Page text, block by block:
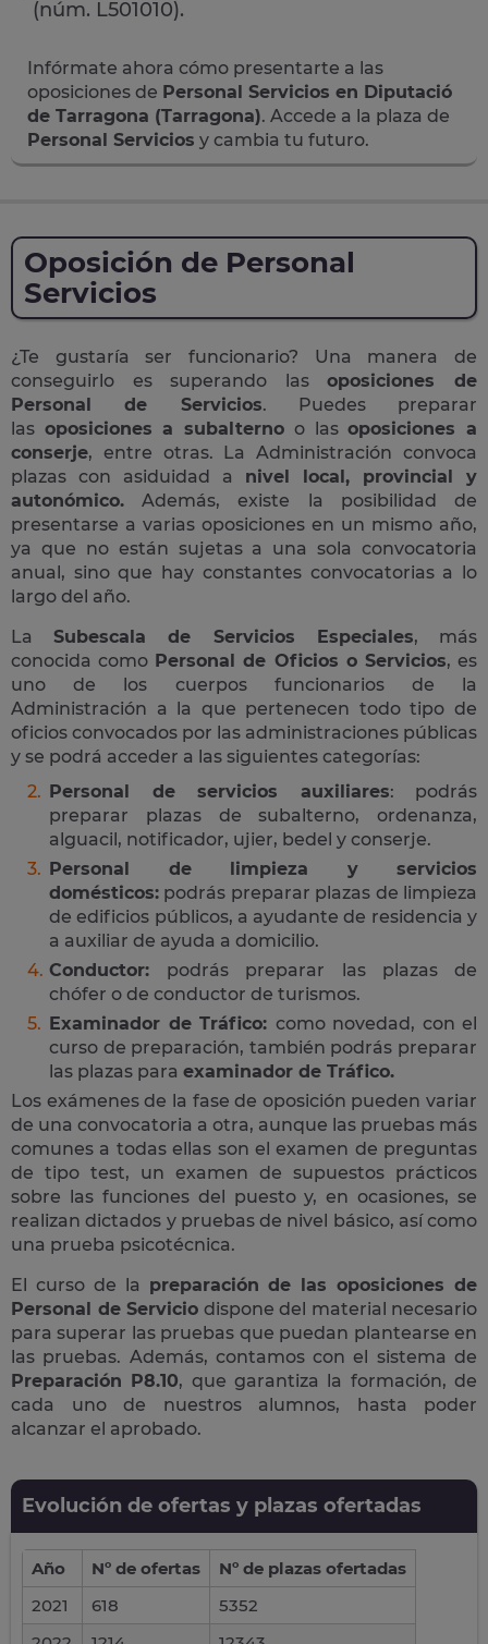
(núm. L501010).
Infórmate ahora cómo presentarte a las
oposiciones de Personal Servicios en Diputació
de Tarragona (Tarragona). Accede a la plaza de
Personal Servicios y cambia tu futuro.
Oposición de Personal
Servicios
¿Te gustaría ser funcionario? Una manera de
conseguirlo es superando lasoposiciones de
Personal de Servicios. Puedes preparar
las oposiciones a subalterno o lasoposiciones a
conserje, entre otras. La Administración convoca
plazas con asiduidad a nivel local, provincial y
autonómico. Además, existe la posibilidad de
presentarse a varias oposiciones en un mismo año,
ya que no están sujetas a una sola convocatoria
anual, sino que hay constantes convocatorias a lo
largo del año.
LaSubescala de Servicios Especiales, más
conocida como Personal de Oficios o Servicios, es
uno de los cuerpos funcionarios de la
Administración a la que pertenecen todo tipo de
oficios convocados por las administraciones públicas
y se podrá acceder a las siguientes categorías:
Personal de servicios auxiliares: podrás
preparar plazas de subalterno, ordenanza,
alguacil, notificador, ujier, bedel y conserje.
Personal de limpieza y servicios
domésticos: podrás preparar plazas de limpieza
de edificios públicos, a ayudante de residencia y
a auxiliar de ayuda a domicilio.
Conductor: podrás preparar las plazas de
chófer o de conductor de turismos.
Examinador de Tráfico: como novedad, con el
curso de preparación, también podrás preparar
las plazas para examinador de Tráfico.
Los exámenes de la fase de oposición pueden variar
de una convocatoria a otra, aunque las pruebas más
comunes a todas ellas son el examen de preguntas
de tipo test, un examen de supuestos prácticos
sobre las funciones del puesto y, en ocasiones, se
realizan dictados y pruebas de nivel básico, así como
una prueba psicotécnica.
El curso de la preparación de las oposiciones de
Personal de Servicio dispone del material necesario
para superar las pruebas que puedan plantearse en
las pruebas. Además, contamos con el sistema de
Preparación P8.10, que garantiza la formación, de
cada uno de nuestros alumnos, hasta poder
alcanzar el aprobado.
Evolución de ofertas y plazas ofertadas
Año Nº de ofertas
Nº de plazas ofertadas
2021
618
5352